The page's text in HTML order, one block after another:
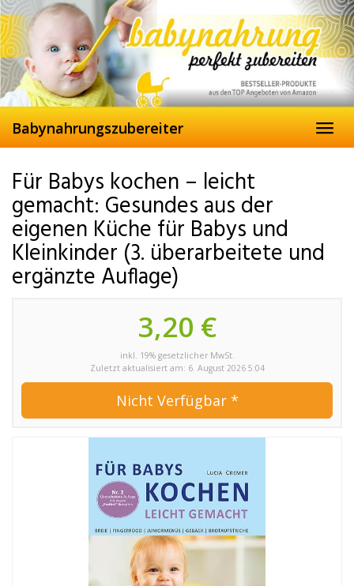
Skip
to
main
content
Babynahrungszubereiter
Für Babys kochen – leicht
gemacht: Gesundes aus der
eigenen Küche für Babys und
Kleinkinder (3. überarbeitete und
ergänzte Auflage)
3,20 €
inkl. 19% gesetzlicher MwSt.
Zuletzt aktualisiert am: 6. August 2026 5:04
Nicht Verfügbar *